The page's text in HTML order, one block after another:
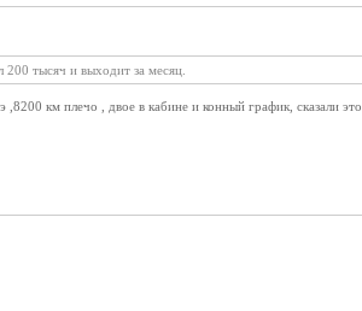
тысяч и выходит за месяц.
км плечо , двое в кабине и конный график, сказали